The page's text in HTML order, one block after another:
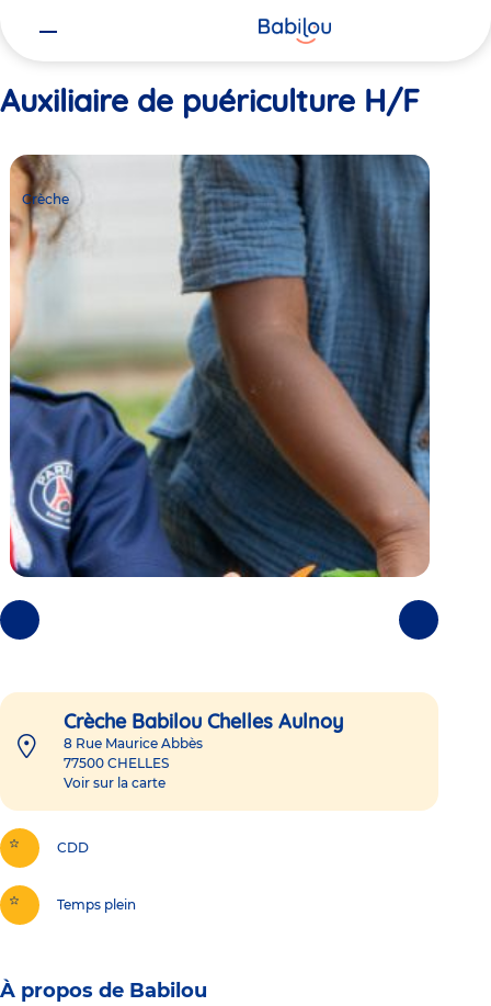
Auxiliaire de puériculture H/F
Crèche
Babilou
Chelles
Crèche
Photos
précédentes
Photos
suivantes
Crèche Babilou Chelles Aulnoy
8 Rue Maurice Abbès
77500 CHELLES
Voir sur la carte
CDD
Temps plein
À propos de Babilou